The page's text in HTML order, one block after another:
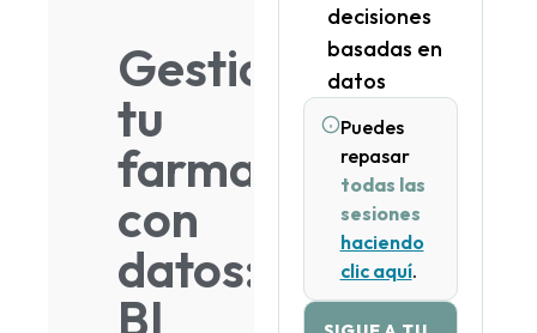
Gestiona
tu
farmacia
con
datos:
BI
decisiones
basadas en
datos
Puedes
repasar
todas las
sesiones
haciendo
clic aquí.